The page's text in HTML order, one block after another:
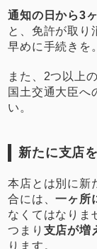
通知の日から3
と、免許が取り
早めに手続きを。
また、2つ以上
国土交通大臣へ
い。
新たに支店
本店とは別に新
合には、一ヶ所
なくてはなりま
つまり 支店が増
ります。